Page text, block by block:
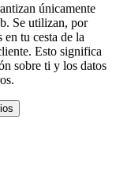
únicamente
Se utilizan, por
tu cesta de la
Esto significa
sobre ti y los datos